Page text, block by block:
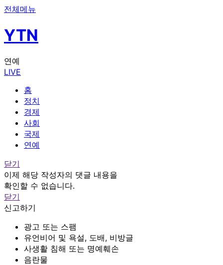
전체메뉴
YTN
연예
LIVE
홈
정치
경제
사회
국제
연예
닫기
이제 해당 작성자의 댓글 내용을
확인할 수 없습니다.
닫기
신고하기
광고 또는 스팸
유언비어 및 욕설, 도배, 비방글
사생활 침해 또는 명예훼손
음란물